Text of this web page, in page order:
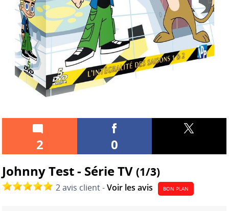
2
0
Johnny Test - Série TV(1/3)
2 avis client -Voir les avis BON PLAN